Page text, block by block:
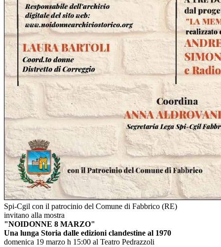
Spi-Cgil con il patrocinio del Comune di Fabbrico (RE)
invitano alla mostra
"NOIDONNE 8 MARZO"
Una lunga Storia dalle edizioni clandestine al 1970
domenica 19 marzo h 15:00 al Teatro Pedrazzoli